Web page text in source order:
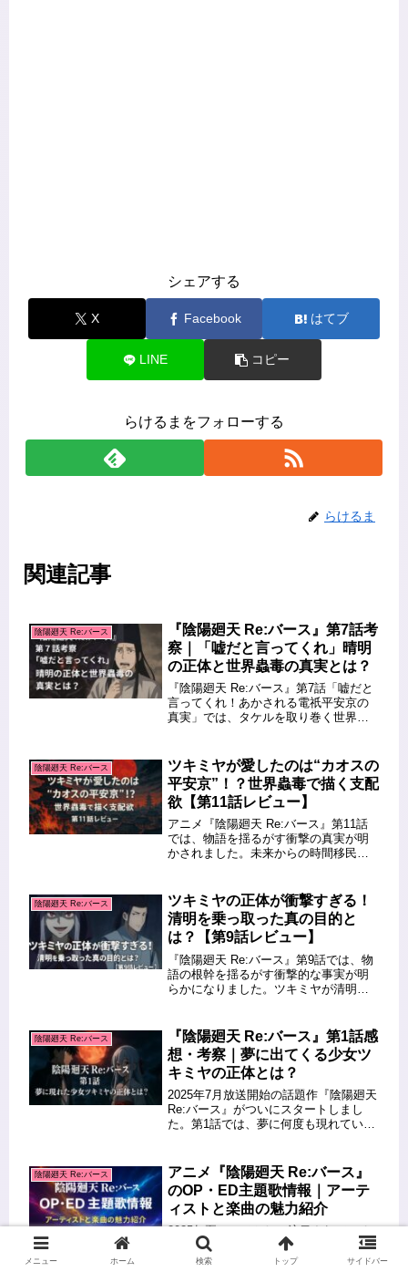
シェアする
X Facebook はてブ
LINE コピー
らけるまをフォローする
らけるま
関連記事
陰陽廻天 Re:バース
『陰陽廻天 Re:バース』第7話考
察｜「嘘だと言ってくれ」晴明
の正体と世界蟲毒の真実とは？
『陰陽廻天 Re:バース』第7話「嘘だと
言ってくれ！あかされる電祇平安京の
真実」では、タケルを取り巻く世界の
描かれます。電祇平安京の“並行世界”、
タケルの脳力、そして「世界蟲...
陰陽廻天 Re:バース
ツキミヤが愛したのは“カオスの
平安京”！？世界蟲毒で描く支配
欲【第11話レビュー】
アニメ『陰陽廻天 Re:バース』第11話
では、物語を揺るがす衝撃の真実が明
かされました。未来からの時間移民で
を望むのか。その答えは「退屈を壊し
たい」「もっとカオスが欲しい」と...
陰陽廻天 Re:バース
ツキミヤの正体が衝撃すぎる！
清明を乗っ取った真の目的と
は？【第9話レビュー】
『陰陽廻天 Re:バース』第9話では、物
語の根幹を揺るがす衝撃的な事実が明
らかになりました。ツキミヤが清明の
者も多いはず。この記事では、ツキミ
ヤの正体や未来からの時間移民と...
陰陽廻天 Re:バース
『陰陽廻天 Re:バース』第1話感
想・考察｜夢に出てくる少女ツ
キミヤの正体とは？
2025年7月放送開始の話題作『陰陽廻天
Re:バース』がついにスタートしまし
た。第1話では、夢に何度も現れていた
描かれ、視聴者の心を掴みました。こ
の記事では、第1話の感想...
陰陽廻天 Re:バース
アニメ『陰陽廻天 Re:バース』
のOP・ED主題歌情報｜アーテ
ィストと楽曲の魅力紹介
2025年夏アニメとして注目されている
『陰陽廻天 Re:バース』。その世界観に
マッチしたOP・ED主題歌にも熱い視線
メニュー ホーム 検索 トップ サイドバー